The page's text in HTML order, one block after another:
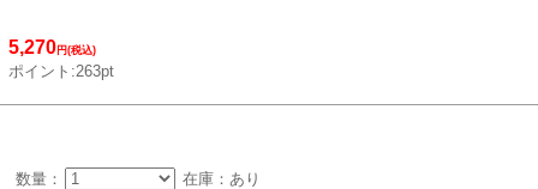
5,270円(税込)
ポイント:263pt
数量： 在庫：あり